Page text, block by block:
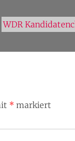
WDR
* markiert